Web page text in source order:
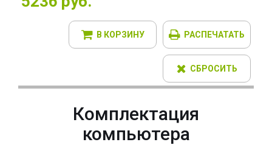
В КОРЗИНУ РАСПЕЧАТАТЬ
СБРОСИТЬ
Комплектация
компьютера